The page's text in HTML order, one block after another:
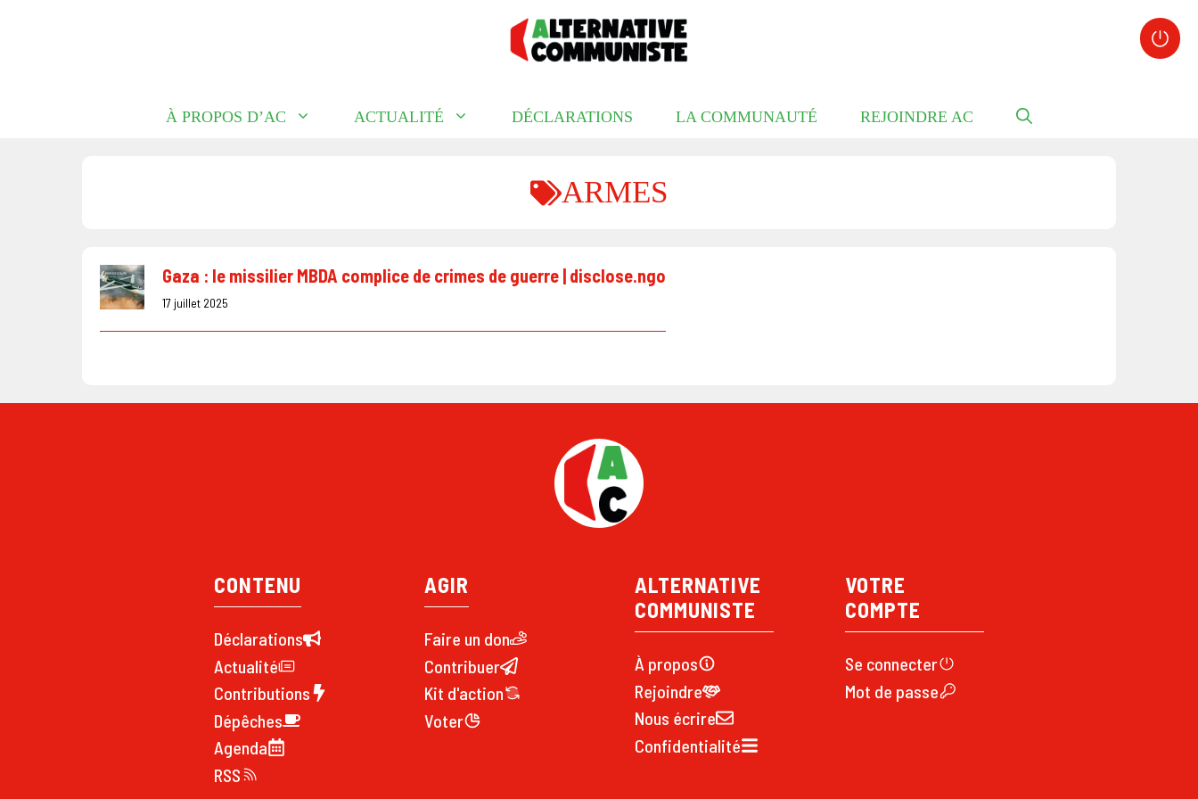
À PROPOS D’AC ACTUALITÉ DÉCLARATIONS LA COMMUNAUTÉ REJOINDRE AC
ARMES
Gaza : le missilier MBDA complice de crimes de guerre | disclose.ngo
17 juillet 2025
CONTENU
Déclarations
Actualité
Contributions
Dépêches
Agenda
RSS
AGIR
Faire un don
Contribuer
Kit d'action
Voter
ALTERNATIVE
COMMUNISTE
À propos
Rejoindre
Nous écrire
Confidentialité
VOTRE
COMPTE
Se connecter
Mot de passe